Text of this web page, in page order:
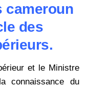
cameroun
des
et le Ministre
connaissance du